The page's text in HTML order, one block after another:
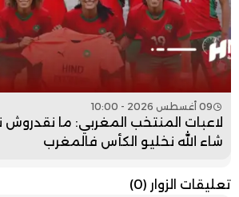
09 أغسطس 2026 - 10:00
لاعبات المنتخب المغربي: ما نقدروش
شاء الله نخليو الكأس فالمغرب
تعليقات الزوار (0)